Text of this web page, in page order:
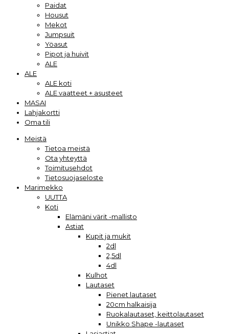
Paidat
Housut
Mekot
Jumpsuit
Yöasut
Pipot ja huivit
ALE
ALE
ALE koti
ALE vaatteet + asusteet
MASAI
Lahjakortti
Oma tili
Meistä
Tietoa meistä
Ota yhteyttä
Toimitusehdot
Tietosuojaseloste
Marimekko
UUTTA
Koti
Elämäni värit -mallisto
Astiat
Kupit ja mukit
2dl
2,5dl
4dl
Kulhot
Lautaset
Pienet lautaset
20cm halkaisija
Ruokalautaset, keittolautaset
Unikko Shape -lautaset